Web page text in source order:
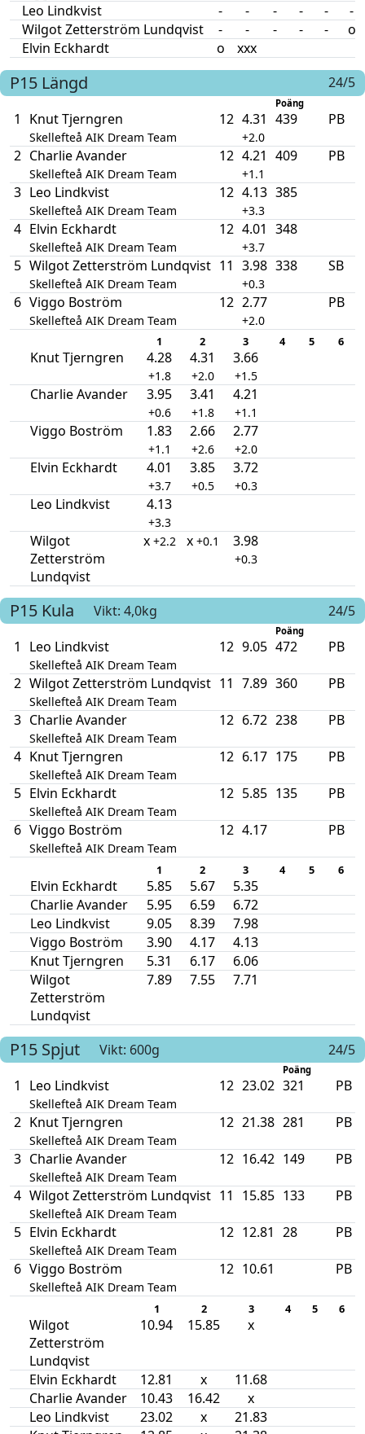
Leo Lindkvist
- - - - -
-
Wilgot Zetterström Lundqvist
- - - - -
o
Elvin Eckhardt
o xxx
P15 Längd 24/5
Poäng
1 Knut Tjerngren
Skellefteå AIK Dream Team
12 4.31
+2.0
439 PB
2 Charlie Avander
Skellefteå AIK Dream Team
12 4.21
+1.1
409 PB
3 Leo Lindkvist
Skellefteå AIK Dream Team
12 4.13
+3.3
385
4 Elvin Eckhardt
Skellefteå AIK Dream Team
12 4.01
+3.7
348
5 Wilgot Zetterström Lundqvist
Skellefteå AIK Dream Team
11 3.98
+0.3
338 SB
6 Viggo Boström
Skellefteå AIK Dream Team
12 2.77
+2.0
PB
1 2 3 4 5 6
Knut Tjerngren 4.28
+1.8
4.31
+2.0
3.66
+1.5
Charlie Avander 3.95
+0.6
3.41
+1.8
4.21
+1.1
Viggo Boström 1.83
+1.1
2.66
+2.6
2.77
+2.0
Elvin Eckhardt 4.01
+3.7
3.85
+0.5
3.72
+0.3
Leo Lindkvist 4.13
+3.3
Wilgot
Zetterström
Lundqvist
x +2.2 x +0.1 3.98
+0.3
P15 Kula Vikt: 4,0kg 24/5
Poäng
1 Leo Lindkvist
Skellefteå AIK Dream Team
12 9.05 472 PB
2 Wilgot Zetterström Lundqvist
Skellefteå AIK Dream Team
11 7.89 360 PB
3 Charlie Avander
Skellefteå AIK Dream Team
12 6.72 238 PB
4 Knut Tjerngren
Skellefteå AIK Dream Team
12 6.17 175 PB
5 Elvin Eckhardt
Skellefteå AIK Dream Team
12 5.85 135 PB
6 Viggo Boström
Skellefteå AIK Dream Team
12 4.17 PB
1 2 3 4 5 6
Elvin Eckhardt 5.85 5.67
5.35
Charlie Avander
5.95 6.59
6.72
Leo Lindkvist
9.05 8.39
7.98
Viggo Boström
3.90 4.17
4.13
Knut Tjerngren
5.31 6.17
6.06
Wilgot
Zetterström
Lundqvist
7.89 7.55 7.71
P15 Spjut Vikt: 600g 24/5
Poäng
1 Leo Lindkvist
Skellefteå AIK Dream Team
12 23.02 321 PB
2 Knut Tjerngren
Skellefteå AIK Dream Team
12 21.38 281 PB
3 Charlie Avander
Skellefteå AIK Dream Team
12 16.42 149 PB
4 Wilgot Zetterström Lundqvist
Skellefteå AIK Dream Team
11 15.85 133 PB
5 Elvin Eckhardt
Skellefteå AIK Dream Team
12 12.81 28 PB
6 Viggo Boström
Skellefteå AIK Dream Team
12 10.61 PB
1 2 3 4 5 6
Wilgot
Zetterström
Lundqvist
10.94 15.85 x
Elvin Eckhardt 12.81 x
11.68
Charlie Avander
10.43 16.42
x
Leo Lindkvist
23.02 x
21.83